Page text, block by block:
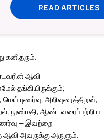
READ ARTICLES
கனிதரும்.
ஆவி
தங்கியிருக்கும்;
அறிவுரைத்திறன்,
நுண்மதி, ஆண்டவரைப்பற்றிய
— இவற்றை
அவருக்கு அருளும்.